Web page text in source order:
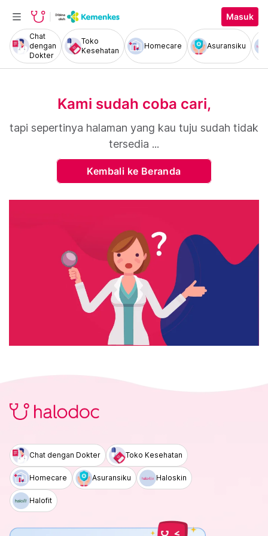
Masuk
Chat
dengan
Dokter
Toko
Kesehatan
Homecare Asuransiku
Kami sudah coba cari,
tapi sepertinya halaman yang kau tuju sudah tidak
tersedia ...
Kembali ke Beranda
Chat dengan Dokter Toko Kesehatan
Homecare Asuransiku Haloskin
Halofit